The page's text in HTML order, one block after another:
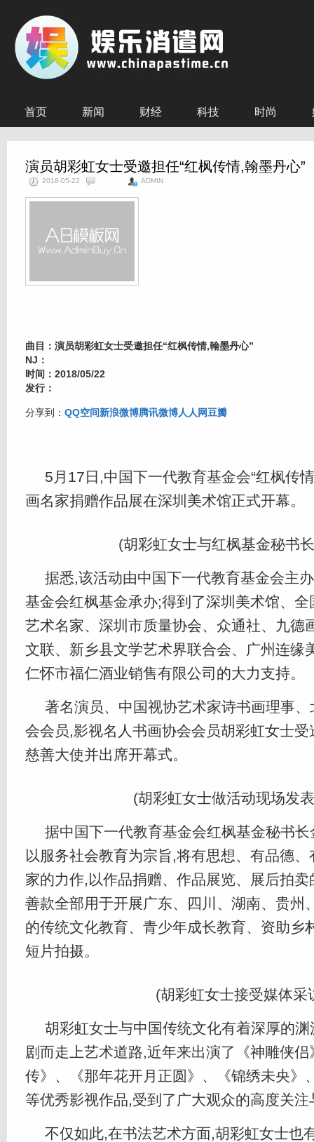
首页 新闻 财经 科技 时尚
演员胡彩虹女士受邀担任“红枫传情,翰墨丹心”
2018-05-22 ADMIN
曲目：演员胡彩虹女士受邀担任“红枫传情,翰墨丹心”
NJ：
时间：2018/05/22
发行：
分享到： QQ空间新浪微博腾讯微博人人网豆瓣
5月17日,中国下一代教育基金会“红枫传
画名家捐赠作品展在深圳美术馆正式开幕。
(胡彩虹女士与红枫基金秘书
据悉,该活动由中国下一代教育基金会主
基金会红枫基金承办;得到了深圳美术馆、
艺术名家、深圳市质量协会、众通社、九德
文联、新乡县文学艺术界联合会、广州连缘
仁怀市福仁酒业销售有限公司的大力支持。
著名演员、中国视协艺术家诗书画理事
会会员,影视名人书画协会会员胡彩虹女士
慈善大使并出席开幕式。
(胡彩虹女士做活动现场发
据中国下一代教育基金会红枫基金秘书
以服务社会教育为宗旨,将有思想、有品德
家的力作,以作品捐赠、作品展览、展后拍
善款全部用于开展广东、四川、湖南、贵州
的传统文化教育、青少年成长教育、资助乡
短片拍摄。
(胡彩虹女士接受媒体采
胡彩虹女士与中国传统文化有着深厚的
剧而走上艺术道路,近年来出演了《神雕侠
传》、《那年花开月正圆》、《锦绣未央》
等优秀影视作品,受到了广大观众的高度关注
不仅如此,在书法艺术方面,胡彩虹女士也